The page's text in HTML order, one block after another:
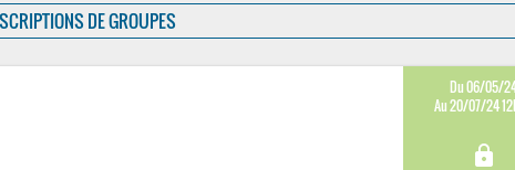
DE GROUPES
Du 06/05/
Au 20/07/24
lock